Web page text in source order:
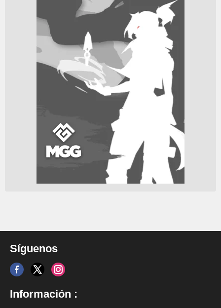
Síguenos
Información :